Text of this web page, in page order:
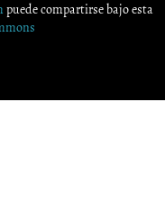
puede compartirse bajo esta